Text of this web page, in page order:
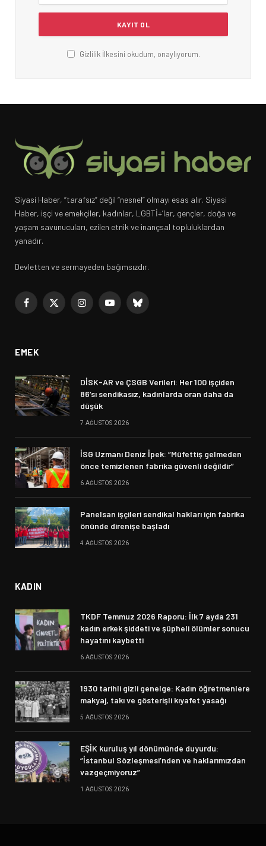
Gizlilik İlkesini okudum, onaylıyorum.
Siyasi Haber, “tarafsız” değil “nesnel” olmayı esas alır. Siyasi
Haber, işçi ve emekçiler, kadınlar, LGBTİ+’lar, gençler, doğa ve
yaşam savunucuları, ezilen etnik ve inançsal topluluklardan
yanadır.
Devletten ve sermayeden bağımsızdır.
Facebook
X
InstagramYouTubeBluesky
EMEK
DİSK-AR ve ÇSGB Verileri: Her 100 işçiden
86’sı sendikasız, kadınlarda oran daha da
düşük
7 AĞUSTOS 2026
İSG Uzmanı Deniz İpek: “Müfettiş gelmeden
önce temizlenen fabrika güvenli değildir”
6 AĞUSTOS 2026
Panelsan işçileri sendikal hakları için fabrika
önünde direnişe başladı
4 AĞUSTOS 2026
KADIN
TKDF Temmuz 2026 Raporu: İlk 7 ayda 231
kadın erkek şiddeti ve şüpheli ölümler sonucu
hayatını kaybetti
6 AĞUSTOS 2026
1930 tarihli gizli genelge: Kadın öğretmenlere
makyaj, takı ve gösterişli kıyafet yasağı
5 AĞUSTOS 2026
EŞİK kuruluş yıl dönümünde duyurdu:
“İstanbul Sözleşmesi’nden ve haklarımızdan
vazgeçmiyoruz”
1 AĞUSTOS 2026